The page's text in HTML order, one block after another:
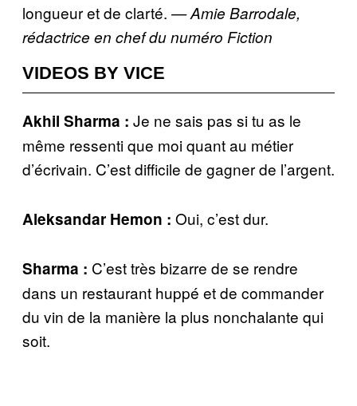
longueur et de clarté. — Amie Barrodale,
rédactrice en chef du numéro Fiction
VIDEOS BY VICE
Akhil Sharma : Je ne sais pas si tu as le
même ressenti que moi quant au métier
d’écrivain. C’est difficile de gagner de l’argent.
Aleksandar Hemon : Oui, c’est dur.
Sharma : C’est très bizarre de se rendre
dans un restaurant huppé et de commander
du vin de la manière la plus nonchalante qui
soit.